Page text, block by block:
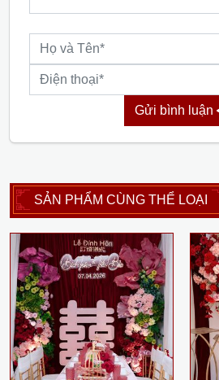
Gửi bình luận
SẢN PHẨM CÙNG THỂ LOẠI